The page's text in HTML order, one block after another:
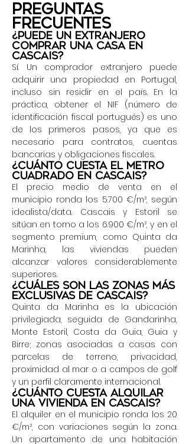
Preguntas
frecuentes
¿Puede un extranjero
comprar una casa en
Cascais?
Sí. Un comprador extranjero puede
adquirir una propiedad en Portugal,
incluso sin residir en el país. En la
práctica, obtener el NIF (número de
identificación fiscal portugués) es uno
de los primeros pasos, ya que es
necesario para contratos, cuentas
bancarias y obligaciones fiscales.
¿Cuánto cuesta el metro
cuadrado en Cascais?
El precio medio de venta en el
municipio ronda los 5.700 €/m², según
idealista/data. Cascais y Estoril se
sitúan en torno a los 6.900 €/m², y en el
segmento premium, como Quinta da
Marinha, las viviendas pueden
alcanzar valores considerablemente
superiores.
¿Cuáles son las zonas más
exclusivas de Cascais?
Quinta da Marinha es la ubicación
privilegiada, seguida de Gandarinha,
Monte Estoril, Costa da Guia, Guia y
Birre; zonas asociadas a casas con
parcelas de terreno, privacidad,
proximidad al mar o a campos de golf
y un perfil claramente internacional.
¿Cuánto cuesta alquilar
una vivienda en Cascais?
El alquiler en el municipio ronda los 20
€/m², con variaciones según la zona.
Un apartamento de una habitación